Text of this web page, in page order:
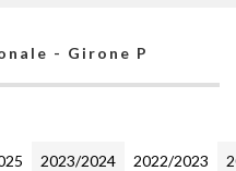
- Girone P
2023/2024 2022/2023